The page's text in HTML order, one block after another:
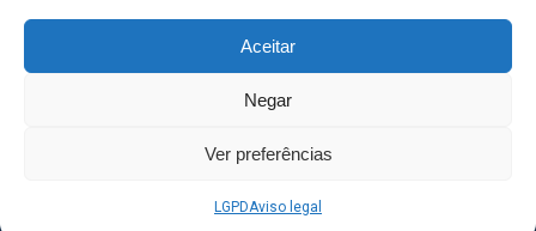
Aceitar
Negar
Ver preferências
LGPDAviso legal
SEDE DO ADMINISTRATIVO MUNICIPAL - Avenida